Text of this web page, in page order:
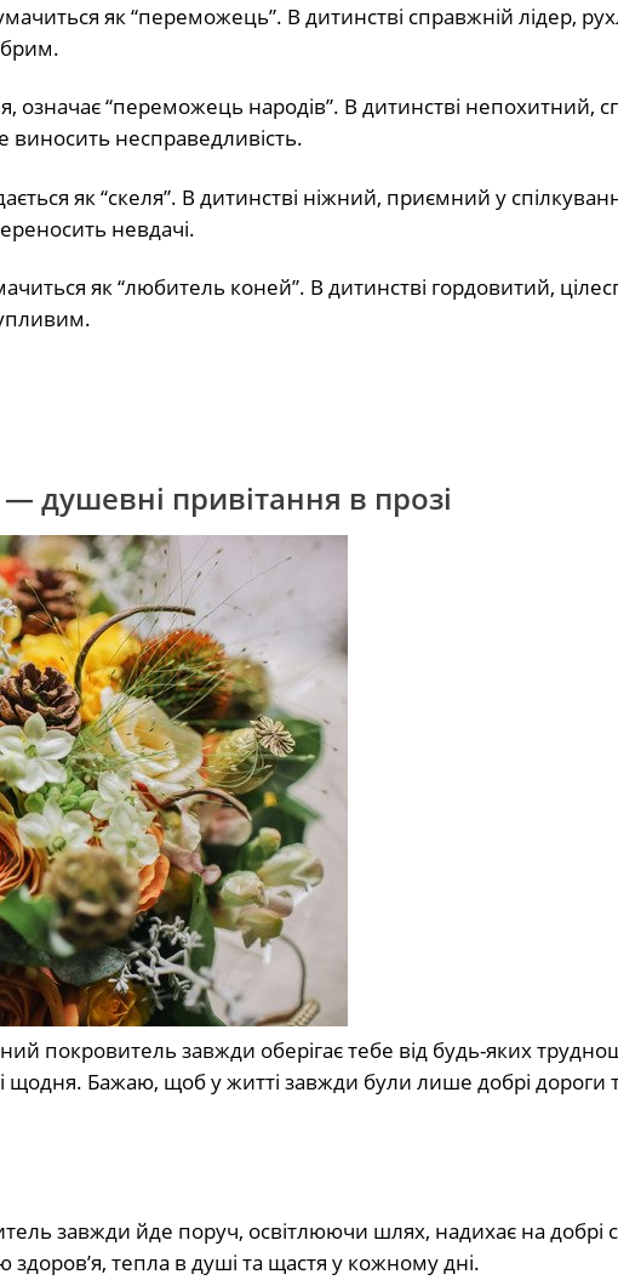
як “переможець”. В дитинстві справжній лідер,
“переможець народів”. В дитинстві непохитний,
виносить несправедливість.
як “скеля”. В дитинстві ніжний, приємний у
невдачі.
як “любитель коней”. В дитинстві гордовитий,
душевні привітання в прозі
покровитель завжди оберігає тебе від будь-яких
щодня. Бажаю, щоб у житті завжди були лише добрі дороги
завжди йде поруч, освітлюючи шлях, надихає на добрі
здоров’я, тепла в душі та щастя у кожному дні.